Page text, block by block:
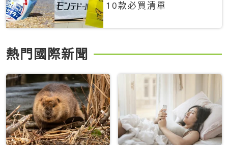
10款必買清單
熱門國際新聞